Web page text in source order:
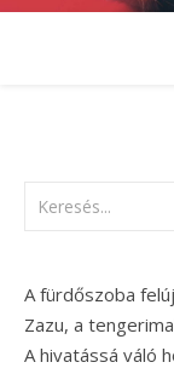
A fürdőszoba
Zazu, a
A hivatássá váló